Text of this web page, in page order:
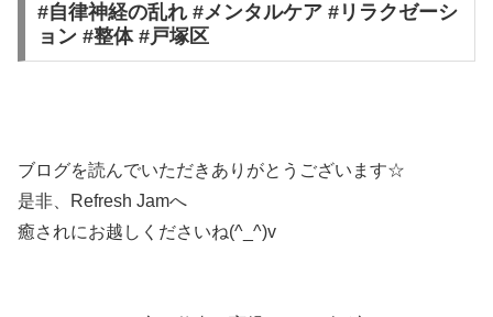
#自律神経の乱れ #メンタルケア #リラクゼーシ
ョン #整体 #戸塚区
ブログを読んでいただきありがとうございます☆
是非、Refresh Jamへ
癒されにお越しくださいね(^_^)v